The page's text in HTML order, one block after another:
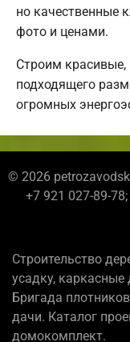
но качественные
фото и ценами.
Строим
подходящего
огромных
© 2026
+7 921 027-89-
Строительство
усадку,
Бригада
дачи. Каталог
домокомплект.